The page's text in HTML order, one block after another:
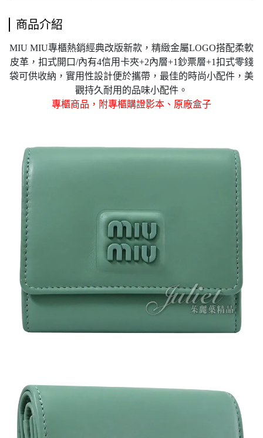
商品介紹
MIU MIU專櫃熱銷經典改版新款，精緻金屬LOGO搭配柔軟
皮革，扣式開口/內有4信用卡夾+2內層+1鈔票層+1扣式零錢
袋可供收納，實用性設計便於攜帶，最佳的時尚小配件，美
觀持久耐用的品味小配件。
專櫃商品，附專櫃購證影本、原廠盒子